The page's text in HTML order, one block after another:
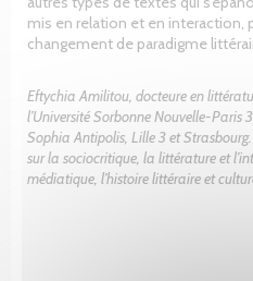
mis en relation et en interaction,
changement de paradigme
Eftychia Amilitou, docteure en
l’Université Sorbonne Nouvelle-Paris
Sophia Antipolis, Lille 3 et
sur la sociocritique, la littérature et
médiatique, l’histoire littéraire et